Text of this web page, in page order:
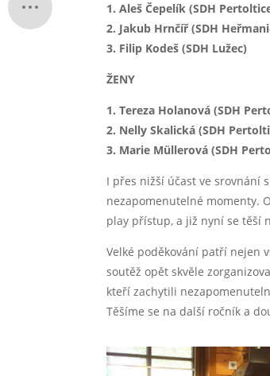
1. Aleš Čepelík (SDH
2. Jakub Hrnčíř (SDH
3. Filip Kodeš (SDH Lužec)
ŽENY
1. Tereza Holanová (SDH
2. Nelly Skalická (SDH
3. Marie Müllerová (SDH
I přes nižší účast ve srovnání
nezapomenutelné momenty.
play přístup, a již nyní se těší
Velké poděkování patří nejen
soutěž opět skvěle
kteří zachytili
Těšíme se na další ročník a